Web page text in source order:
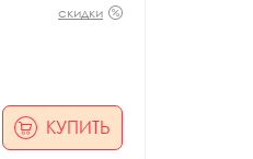
скидки
КУПИТЬ